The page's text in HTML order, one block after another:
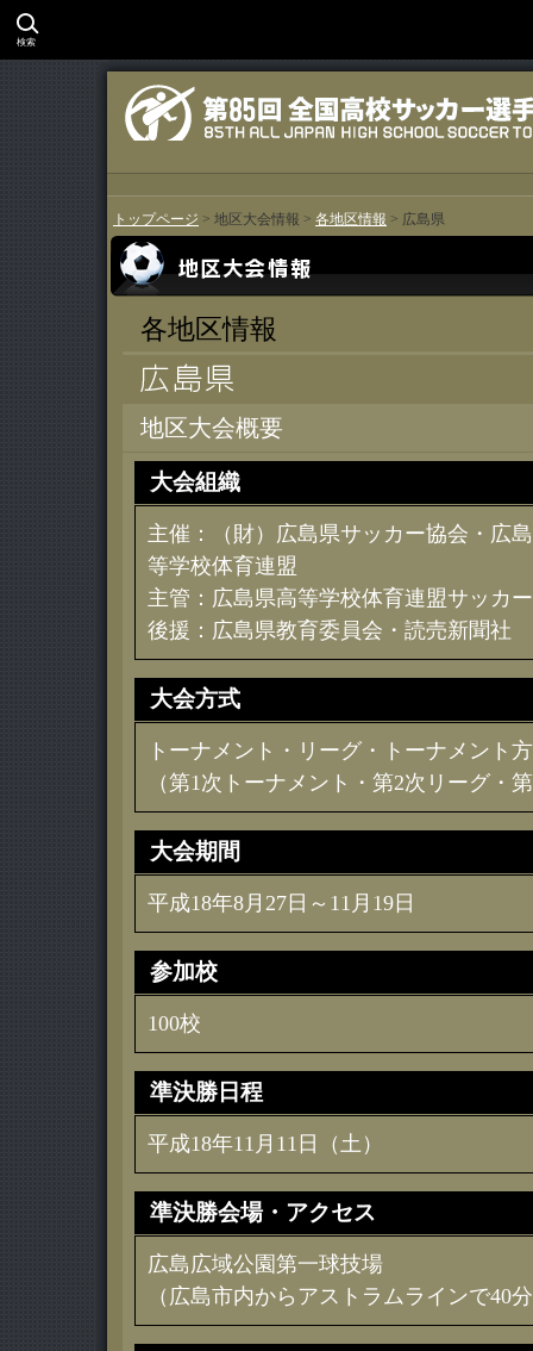
検索
トップページ > 地区大会情報 > 各地区情報 > 広島県
各地区情報
地区大会概要
大会組織
主催：（財）広島県サッカー協会・広
等学校体育連盟
主管：広島県高等学校体育連盟サッカ
後援：広島県教育委員会・読売新聞社
大会方式
トーナメント・リーグ・トーナメント
（第1次トーナメント・第2次リーグ・
大会期間
平成18年8月27日～11月19日
参加校
100校
準決勝日程
平成18年11月11日（土）
準決勝会場・アクセス
広島広域公園第一球技場
（広島市内からアストラムラインで40